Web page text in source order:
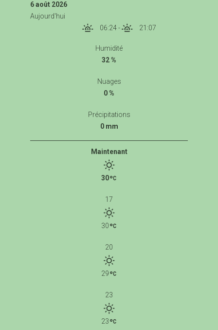
6 août 2026
Aujourd'hui
06:24- 21:07
Humidité
32 %
Nuages
0 %
Précipitations
0 mm
Maintenant
30
17
30
20
29
23
23